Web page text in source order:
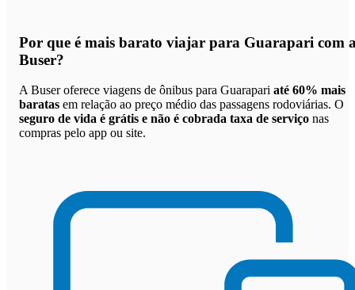
Por que é mais barato viajar para Guarapari com
Buser?
A Buser oferece viagens de ônibus para Guarapari até 60% mais
baratas em relação ao preço médio das passagens rodoviárias. O
seguro de vida é grátis e não é cobrada taxa de serviço nas
compras pelo app ou site.